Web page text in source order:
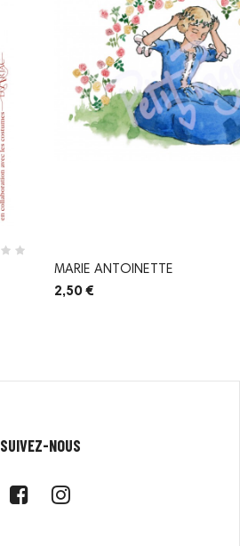
MARIE ANTOINETTE
2,50 €
SUIVEZ-NOUS